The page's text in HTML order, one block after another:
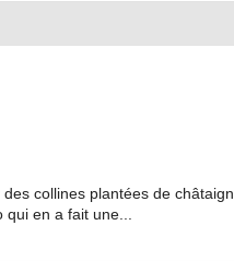
collines plantées de
en a fait une...